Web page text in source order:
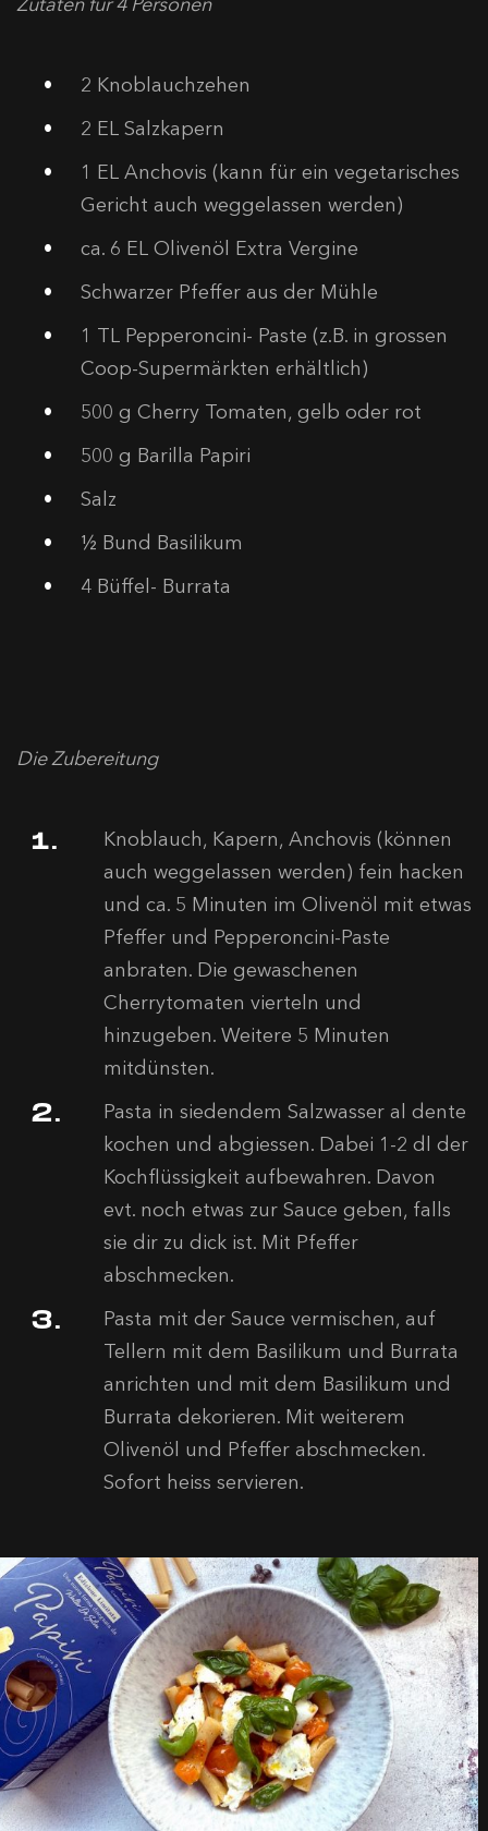
2 Knoblauchzehen
2 EL Salzkapern
1 EL Anchovis (kann für ein vegetarisches
Gericht auch weggelassen werden)
ca. 6 EL Olivenöl Extra Vergine
Schwarzer Pfeffer aus der Mühle
1 TL Pepperoncini- Paste (z.B. in grossen
Coop-Supermärkten erhältlich)
500 g Cherry Tomaten, gelb oder rot
500 g Barilla Papiri
Salz
½ Bund Basilikum
4 Büffel- Burrata
Die Zubereitung
Knoblauch, Kapern, Anchovis (können
auch weggelassen werden) fein hacken
und ca. 5 Minuten im Olivenöl mit etwas
Pfeffer und Pepperoncini-Paste
anbraten. Die gewaschenen
Cherrytomaten vierteln und
hinzugeben. Weitere 5 Minuten
mitdünsten.
Pasta in siedendem Salzwasser al dente
kochen und abgiessen. Dabei 1-2 dl der
Kochflüssigkeit aufbewahren. Davon
evt. noch etwas zur Sauce geben, falls
sie dir zu dick ist. Mit Pfeffer
abschmecken.
Pasta mit der Sauce vermischen, auf
Tellern mit dem Basilikum und Burrata
anrichten und mit dem Basilikum und
Burrata dekorieren. Mit weiterem
Olivenöl und Pfeffer abschmecken.
Sofort heiss servieren.